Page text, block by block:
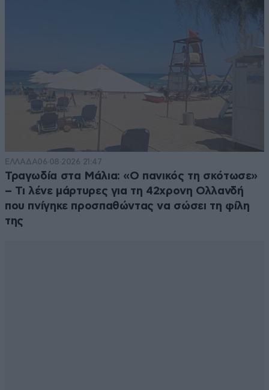
ΕΛΛΑΔΑ06·08·2026 21:47
Τραγωδία στα Μάλια: «Ο πανικός τη σκότωσε»
– Τι λένε μάρτυρες για τη 42χρονη Ολλανδή
που πνίγηκε προσπαθώντας να σώσει τη φίλη
της